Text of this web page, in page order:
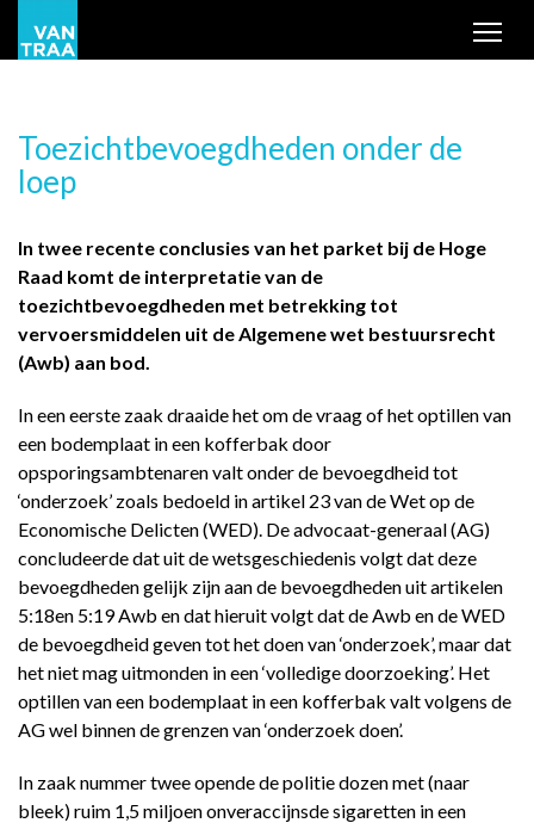
Toezichtbevoegdheden onder de
loep
In twee recente conclusies van het parket bij de Hoge
Raad komt de interpretatie van de
toezichtbevoegdheden met betrekking tot
vervoersmiddelen uit de Algemene wet bestuursrecht
(Awb) aan bod.
In een eerste zaak draaide het om de vraag of het optillen van
een bodemplaat in een kofferbak door
opsporingsambtenaren valt onder de bevoegdheid tot
‘onderzoek’ zoals bedoeld in artikel 23 van de Wet op de
Economische Delicten (WED). De advocaat-generaal (AG)
concludeerde dat uit de wetsgeschiedenis volgt dat deze
bevoegdheden gelijk zijn aan de bevoegdheden uit artikelen
5:18en 5:19 Awb en dat hieruit volgt dat de Awb en de WED
de bevoegdheid geven tot het doen van ‘onderzoek’, maar dat
het niet mag uitmonden in een ‘volledige doorzoeking’. Het
optillen van een bodemplaat in een kofferbak valt volgens de
AG wel binnen de grenzen van ‘onderzoek doen’.
In zaak nummer twee opende de politie dozen met (naar
bleek) ruim 1,5 miljoen onveraccijnsde sigaretten in een